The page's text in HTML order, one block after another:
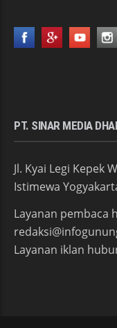
PT. SINAR MEDIA
Jl. Kyai Legi Kepek
Istimewa
Layanan pembaca
Layanan iklan